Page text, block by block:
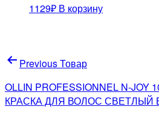
1129₽ В корзину
Навигация
по
записям
Previous Товар
OLLIN PROFESSIONNEL N-
КРАСКА ДЛЯ ВОЛОС СВЕТЛЫЙ